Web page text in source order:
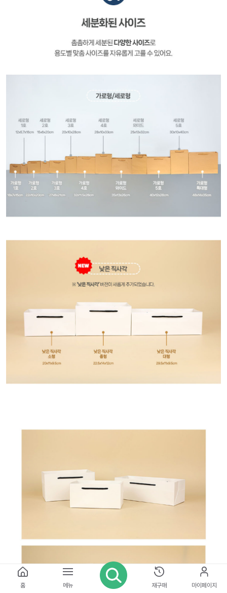
홈 메뉴 재구매 마이페이지